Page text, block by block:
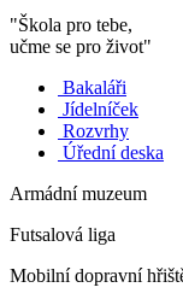
"Škola pro tebe,
učme se pro život"
Bakaláři
Jídelníček
Rozvrhy
Úřední deska
Armádní muzeum
Futsalová liga
Mobilní dopravní